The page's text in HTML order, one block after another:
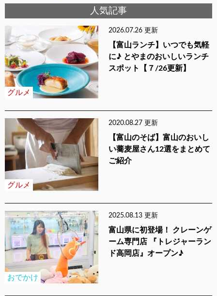
人気記事
グルメ
2026.07.26 更新
【富山ランチ】いつでも気軽
に♪ とやまのおいしいランチ
スポット【７/26更新】
グルメ
2020.08.27 更新
【富山のそば】富山のおいし
い蕎麦屋さん12選をまとめて
ご紹介
おでかけ
2025.08.13 更新
富山県に初登場！ クレーンゲ
ーム専門店 『トレジャーラン
ド高岡店』オープン♪